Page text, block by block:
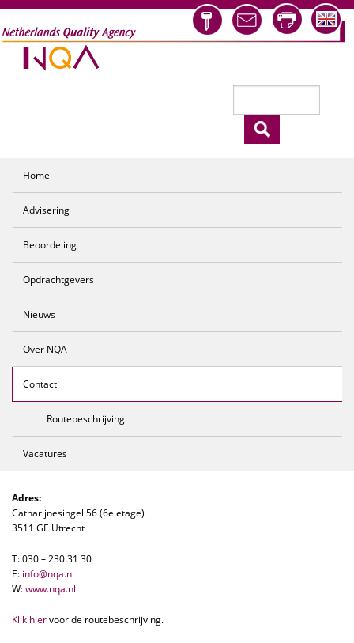
Overslaan en naar de inhoud gaan
Home
Advisering
Beoordeling
Opdrachtgevers
Nieuws
Over NQA
Contact
Routebeschrijving
Vacatures
Adres:
Catharijnesingel 56 (6e etage)
3511 GE Utrecht
T: 030 – 230 31 30
E: info@nqa.nl
W:www.nqa.nl
Klik hiervoor de routebeschrijving.